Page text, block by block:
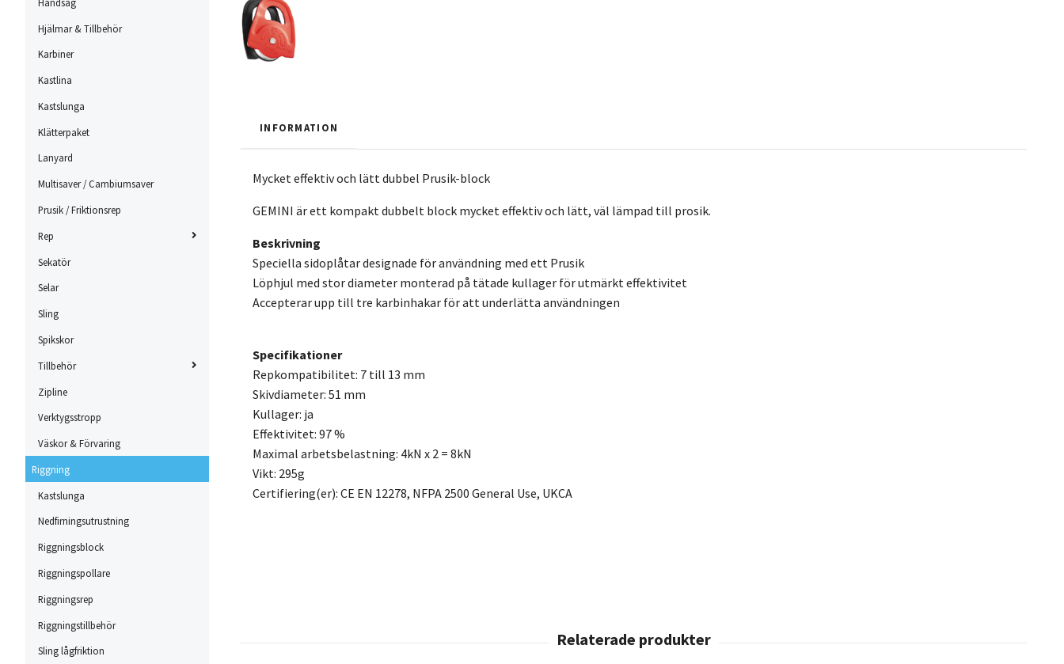
Hjälmar & Tillbehör
Karbiner
Kastlina
Kastslunga
Klätterpaket
Lanyard
Multisaver / Cambiumsaver
Prusik / Friktionsrep
Rep
Sekatör
Selar
Sling
Spikskor
Tillbehör
Zipline
Verktygsstropp
Väskor & Förvaring
Riggning
Kastslunga
Nedfirningsutrustning
Riggningsblock
Riggningspollare
Riggningsrep
Riggningstillbehör
Sling lågfriktion
INFORMATION
Mycket effektiv och lätt dubbel Prusik-block
GEMINI är ett kompakt dubbelt block mycket effektiv och lätt, väl lämpad till prosik.
Beskrivning
Speciella sidoplåtar designade för användning med ett Prusik
Löphjul med stor diameter monterad på tätade kullager för utmärkt effektivitet
Accepterar upp till tre karbinhakar för att underlätta användningen
Specifikationer
Repkompatibilitet: 7 till 13 mm
Skivdiameter: 51 mm
Kullager: ja
Effektivitet: 97 %
Maximal arbetsbelastning: 4kN x 2 = 8kN
Vikt: 295g
Certifiering(er): CE EN 12278, NFPA 2500 General Use, UKCA